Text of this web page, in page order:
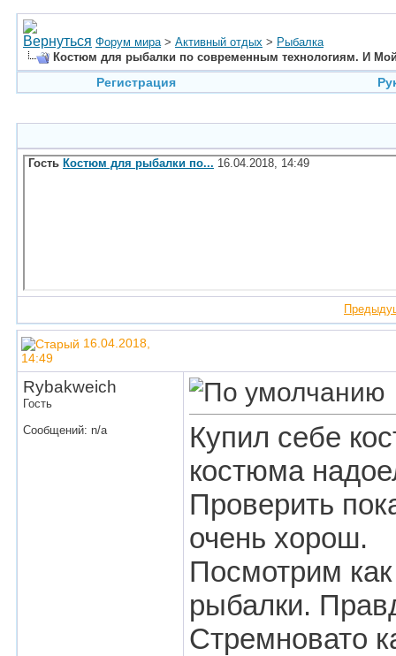
Форум мира > Активный отдых > Рыбалка
Костюм для рыбалки по современным технологиям. И
Регистрация
Гость Костюм для рыбалки по... 16.04.2018, 14:49
16.04.2018,
14:49
Rybakweich
Гость
Сообщений: n/a
Купил себе
костюма
Проверить
очень хорош.
Посмотрим
рыбалки.
Стремновато